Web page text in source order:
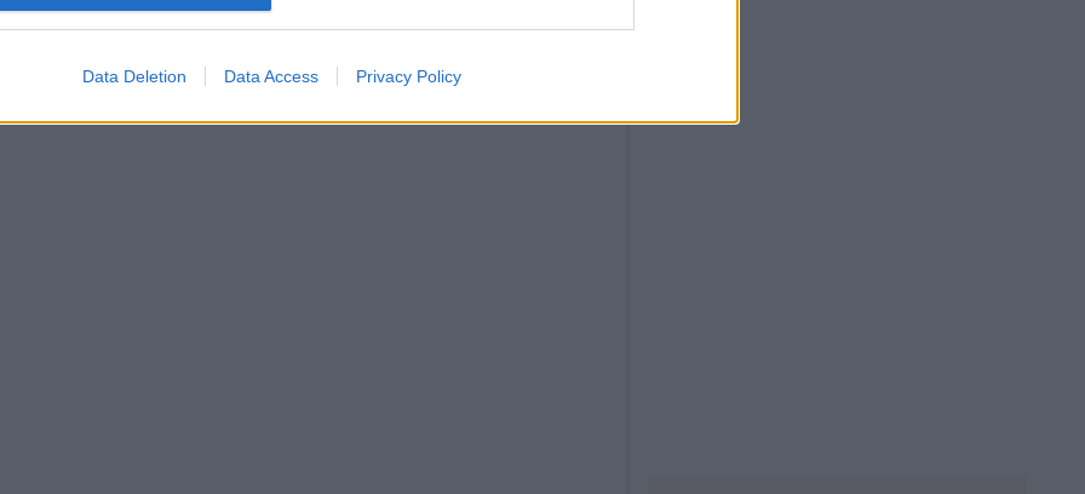
Data Deletion Data Access Privacy Policy
έλεγες», «Τελειώσαμε λοιπόν», «Τι έκανα για πάρτη
ταξίδι», «Θες», «Κάποιες φορές», «Σβήσε το φεγγάρι»,
και θρύψαλα» κ.α.